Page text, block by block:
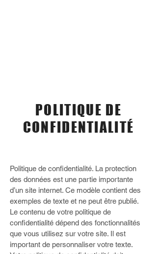
POLITIQUE DE
CONFIDENTIALITÉ
Politique de confidentialité. La protection
des données est une partie importante
d’un site internet. Ce modèle contient des
exemples de texte et ne peut être publié.
Le contenu de votre politique de
confidentialité dépend des fonctionnalités
que vous utilisez sur votre site. Il est
important de personnaliser votre texte.